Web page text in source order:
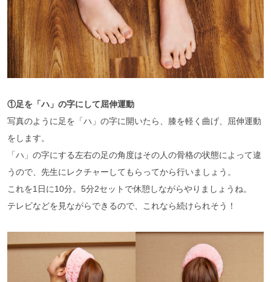
①足を「ハ」の字にして屈伸運動
写真のように足を「ハ」の字に開いたら、膝を軽く曲げ、屈伸運動
をします。
「ハ」の字にする左右の足の角度はその人の骨格の状態によって違
うので、先生にレクチャーしてもらってから行いましょう。
これを1日に10分。5分2セットで休憩しながらやりましょうね。
テレビなどを見ながらできるので、これなら続けられそう！